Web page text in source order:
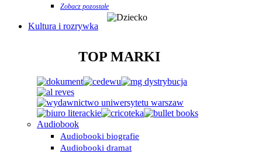
Zobacz pozostałe
Kultura i rozrywka
TOP MARKI
Audiobook
Audiobooki biografie
Audiobooki dramat